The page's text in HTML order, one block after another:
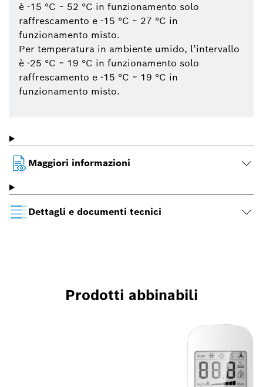
è -15 °C ~ 52 °C in funzionamento solo
raffrescamento e -15 °C ~ 27 °C in
funzionamento misto.
Per temperatura in ambiente umido, l’intervallo
è -25 °C ~ 19 °C in funzionamento solo
raffrescamento e -15 °C ~ 19 °C in
funzionamento misto.
Maggiori informazioni
Dettagli e documenti tecnici
Prodotti abbinabili